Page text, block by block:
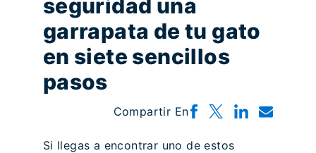
seguridad una
garrapata de tu gato
en siete sencillos
pasos
Compartir En
Si llegas a encontrar uno de estos